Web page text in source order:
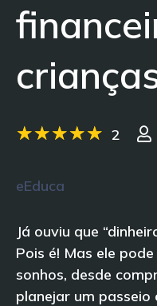
2
eEduca
Já ouviu que
Pois é! Mas ele
sonhos, desde
planejar um passeio